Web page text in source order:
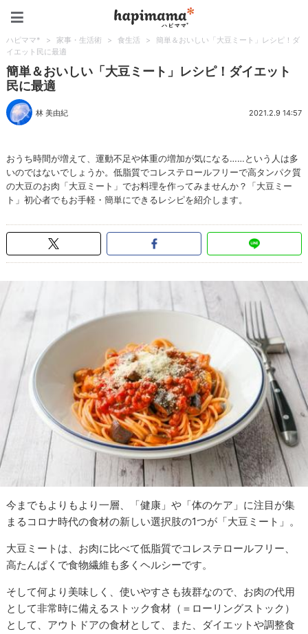
ハピママ* > 家事・生活術 > 食生活 >
簡単＆おいしい「大豆ミート」レシピ！ダ
イエット民に最適
簡単＆おいしい「大豆ミート」レシピ！ダイエット
民に最適
林 美由紀 2021.2.9 14:57
おうち時間が増えて、運動不足や体重の増加が気になる……という人は多
いのではないでしょうか。低脂質でコレステロールフリーで高タンパク質
の大豆のお肉「大豆ミート」でお料理を作ってみませんか？「大豆ミー
ト」初心者でもお手軽・簡単にできるレシピを紹介します。
今までもよりもより一層、「健康」や「体のケア」に注目が集
まるコロナ時代の食材の新しい選択肢の1つが「大豆ミート」。
大豆ミートは、お肉に比べて低脂質でコレステロールフリー、
高たんぱくで食物繊維も多くヘルシーです。
そして何より美味しく、使いやすさも抜群なので、お肉の代用
として非常時に備えるストック食材（＝ローリングストック）
として、アウトドアの食材として、また、ダイエットや調整食